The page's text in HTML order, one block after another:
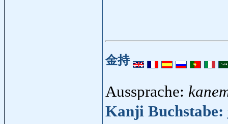
金持
Aussprache:
Kanji Buchstabe: